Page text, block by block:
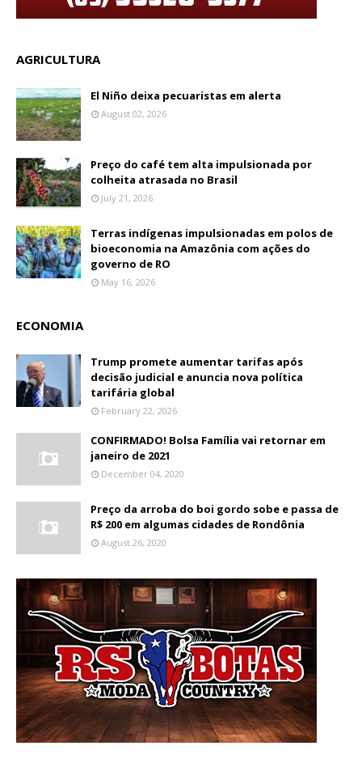
AGRICULTURA
El Niño deixa pecuaristas em alerta
August 02, 2026
Preço do café tem alta impulsionada por
colheita atrasada no Brasil
July 21, 2026
Terras indígenas impulsionadas em polos de
bioeconomia na Amazônia com ações do
governo de RO
May 16, 2026
ECONOMIA
Trump promete aumentar tarifas após
decisão judicial e anuncia nova política
tarifária global
February 22, 2026
CONFIRMADO! Bolsa Família vai retornar em
janeiro de 2021
December 04, 2020
Preço da arroba do boi gordo sobe e passa de
R$ 200 em algumas cidades de Rondônia
August 26, 2020